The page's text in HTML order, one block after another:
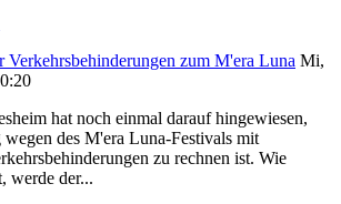
Verkehrsbehinderungen zum M'era Luna Mi,
hat noch einmal darauf hingewiesen,
wegen des M'era Luna-Festivals mit
zu rechnen ist. Wie
werde der...